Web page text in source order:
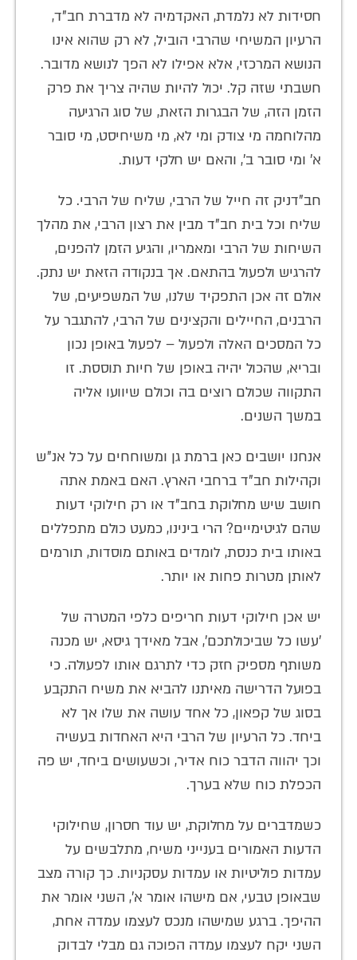
חסידות לא נלמדת, האקדמיה לא מדברת חב"ד,
הרעיון המשיחי שהרבי הוביל, לא רק שהוא אינו
הנושא המרכזי, אלא אפילו לא הפך לנושא מדובר.
חשבתי שזה קל. יכול להיות שהיה צריך את פרק
הזמן הזה, של הבגרות הזאת, של סוג הרגיעה
מהלוחמה מי צודק ומי לא, מי משיחיסט, מי סובר
א' ומי סובר ב', והאם יש חלקי דעות.
חב"דניק זה חייל של הרבי, שליח של הרבי. כל
שליח וכל בית חב"ד מבין את רצון הרבי, את מהלך
השיחות של הרבי ומאמריו, והגיע הזמן להפנים,
להרגיש ולפעול בהתאם. אך בנקודה הזאת יש נתק.
אולם זה אכן התפקיד שלנו, של המשפיעים, של
הרבנים, החיילים והקצינים של הרבי, להתגבר על
כל המסכים האלה ולפעול – לפעול באופן נכון
ובריא, שהכול יהיה באופן של חיות תוססת. זו
התקווה שכולם רוצים בה וכולם שיוועו אליה
במשך השנים.
אנחנו יושבים כאן ברמת גן ומשוחחים על כל אנ"ש
וקהילות חב"ד ברחבי הארץ. האם באמת אתה
חושב שיש מחלוקת בחב"ד או רק חילוקי דעות
שהם לגיטימיים? הרי בינינו, כמעט כולם מתפללים
באותו בית כנסת, לומדים באותם מוסדות, תורמים
לאותן מטרות פחות או יותר.
יש אכן חילוקי דעות חריפים כלפי המטרה של
'עשו כל שביכולתכם', אבל מאידך גיסא, יש מכנה
משותף מספיק חזק כדי לתרגם אותו לפעולה. כי
בפועל הדרישה מאיתנו להביא את משיח התקבע
בסוג של קפאון, כל אחד עושה את שלו אך לא
ביחד. כל הרעיון של הרבי היא האחדות בעשיה
וכך יהווה הדבר כוח אדיר, וכשעושים ביחד, יש פה
הכפלת כוח שלא בערך.
כשמדברים על מחלוקת, יש עוד חסרון, שחילוקי
הדעות האמורים בענייני משיח, מתלבשים על
עמדות פוליטיות או עמדות עסקניות. כך קורה מצב
שבאופן טבעי, אם מישהו אומר א', השני אומר את
ההיפך. ברגע שמישהו מנכס לעצמו עמדה אחת,
השני יקח לעצמו עמדה הפוכה גם מבלי לבדוק